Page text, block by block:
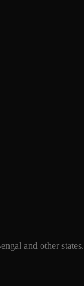
and other states.